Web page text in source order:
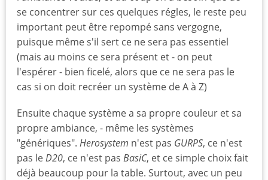
se concentrer sur ces quelques régles, le reste peu
important peut être repompé sans vergogne,
puisque même s'il sert ce ne sera pas essentiel
(mais au moins ce sera présent et - on peut
l'espérer - bien ficelé, alors que ce ne sera pas le
cas si on doit recréer un système de A à Z)
Ensuite chaque système a sa propre couleur et sa
propre ambiance, - même les systèmes
"génériques". Herosystem n'est pas GURPS, ce n'est
pas leD20, ce n'est pas BasiC, et ce simple choix fait
déjà beaucoup pour la table. Surtout, avec un peu